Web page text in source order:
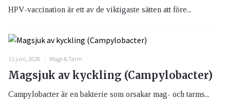
HPV-vaccination är ett av de viktigaste sätten att före...
11 juni, 2026 Mage & Tarm
Magsjuk av kyckling (Campylobacter)
Campylobacter är en bakterie som orsakar mag- och tarms...